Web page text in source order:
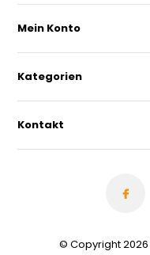
Mein Konto
Kategorien
Kontakt
© Copyright